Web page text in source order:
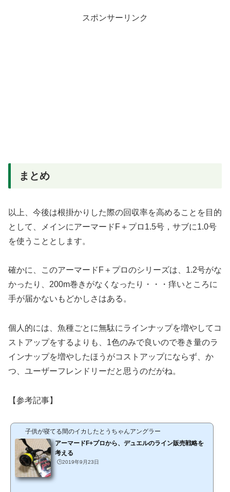
スポンサーリンク
まとめ
以上、今後は根掛かりした際の回収率を高めることを目的
として、メインにアーマードF＋プロ1.5号，サブに1.0号
を使うこととします。
確かに、このアーマードF＋プロのシリーズは、1.2号がな
かったり、200m巻きがなくなったり・・・痒いところに
手が届かないもどかしさはある。
個人的には、魚種ごとに無駄にラインナップを増やしてコ
ストアップをするよりも、1色のみで良いので巻き量のラ
インナップを増やしたほうがコストアップにならず、か
つ、ユーザーフレンドリーだと思うのだがね。
【参考記事】
子供が寝てる間のイカしたとうちゃんアングラー
アーマードF+プロから、デュエルのライン販売戦略を
考える
🕒️2019年9月23日